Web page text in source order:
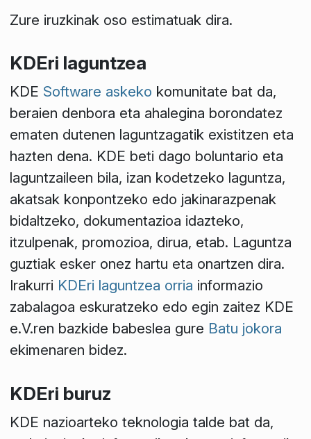
Zure iruzkinak oso estimatuak dira.
KDEri laguntzea
KDE Software askeko komunitate bat da,
beraien denbora eta ahalegina borondatez
ematen dutenen laguntzagatik existitzen eta
hazten dena. KDE beti dago boluntario eta
laguntzaileen bila, izan kodetzeko laguntza,
akatsak konpontzeko edo jakinarazpenak
bidaltzeko, dokumentazioa idazteko,
itzulpenak, promozioa, dirua, etab. Laguntza
guztiak esker onez hartu eta onartzen dira.
Irakurri KDEri laguntzea orria informazio
zabalagoa eskuratzeko edo egin zaitez KDE
e.V.ren bazkide babeslea gure Batu jokora
ekimenaren bidez.
KDEri buruz
KDE nazioarteko teknologia talde bat da,